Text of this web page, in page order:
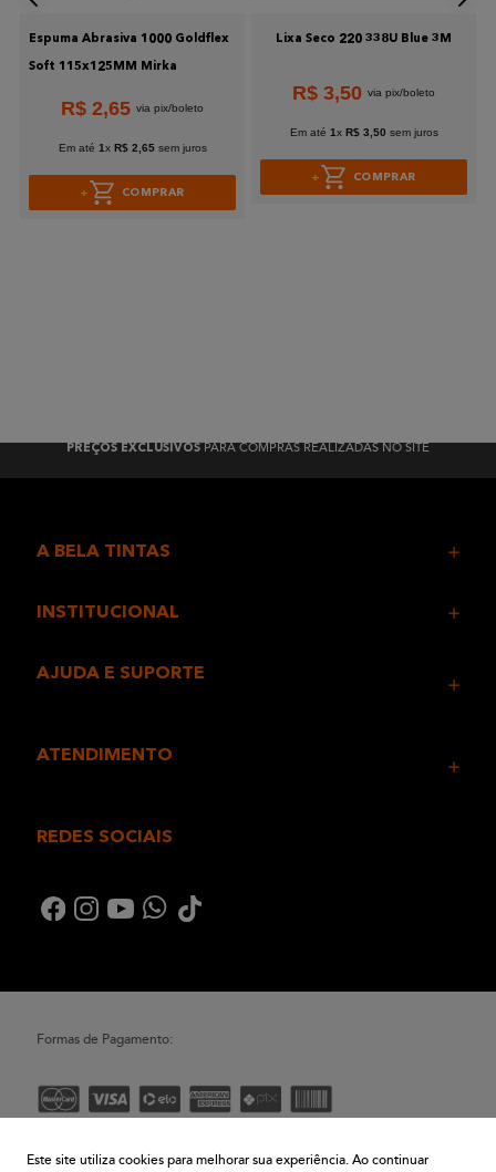
Enviar avaliação
Espuma Abrasiva 1000 Goldflex
Soft 115x125MM Mirka
R$ 2,65
Em até 1x R$ 2 65 sem juros
COMPRAR
Lixa Seco 220 338U Blue 3M
R$ 3,50
Em até 1x R$ 3 50 sem juros
COMPRAR
PREÇOS EXCLUSIVOS PARA COMPRAS REALIZADAS NO SITE
A BELA TINTAS
INSTITUCIONAL
AJUDA E SUPORTE
ATENDIMENTO
REDES SOCIAIS
Formas de Pagamento:
Desenvolvimento e Tecnologia
Este site utiliza cookies para melhorar sua experiência. Ao continuar